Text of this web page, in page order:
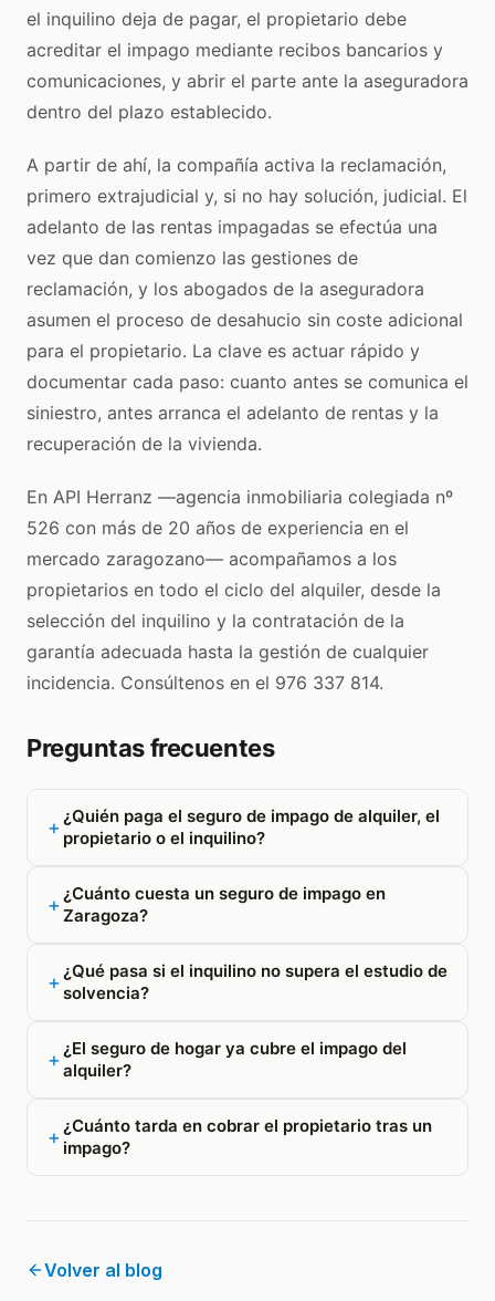
el inquilino deja de pagar, el propietario debe
acreditar el impago mediante recibos bancarios y
comunicaciones, y abrir el parte ante la aseguradora
dentro del plazo establecido.
A partir de ahí, la compañía activa la reclamación,
primero extrajudicial y, si no hay solución, judicial. El
adelanto de las rentas impagadas se efectúa una
vez que dan comienzo las gestiones de
reclamación, y los abogados de la aseguradora
asumen el proceso de desahucio sin coste adicional
para el propietario. La clave es actuar rápido y
documentar cada paso: cuanto antes se comunica el
siniestro, antes arranca el adelanto de rentas y la
recuperación de la vivienda.
En API Herranz —agencia inmobiliaria colegiada nº
526 con más de 20 años de experiencia en el
mercado zaragozano— acompañamos a los
propietarios en todo el ciclo del alquiler, desde la
selección del inquilino y la contratación de la
garantía adecuada hasta la gestión de cualquier
incidencia. Consúltenos en el 976 337 814.
Preguntas frecuentes
¿Quién paga el seguro de impago de alquiler, el
propietario o el inquilino?
¿Cuánto cuesta un seguro de impago en
Zaragoza?
¿Qué pasa si el inquilino no supera el estudio de
solvencia?
¿El seguro de hogar ya cubre el impago del
alquiler?
¿Cuánto tarda en cobrar el propietario tras un
impago?
Volver al blog